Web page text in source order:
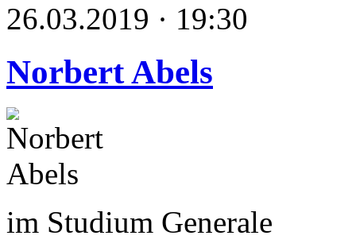
26.03.2019 · 19:30
Norbert Abels
im Studium Generale